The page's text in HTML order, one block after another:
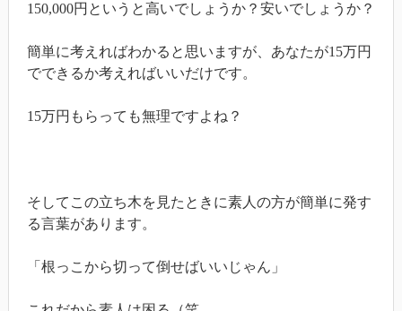
150,000円というと高いでしょうか？安いでしょうか？
簡単に考えればわかると思いますが、あなたが15万円
でできるか考えればいいだけです。
15万円もらっても無理ですよね？
そしてこの立ち木を見たときに素人の方が簡単に発す
る言葉があります。
「根っこから切って倒せばいいじゃん」